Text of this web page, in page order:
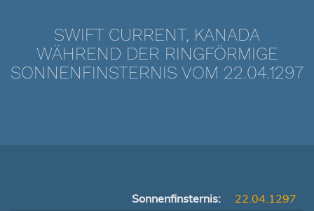
SWIFT CURRENT, KANADA
WÄHREND DER RINGFÖRMIGE
SONNENFINSTERNIS VOM 22.04.1297
Sonnenfinsternis:
22.04.1297